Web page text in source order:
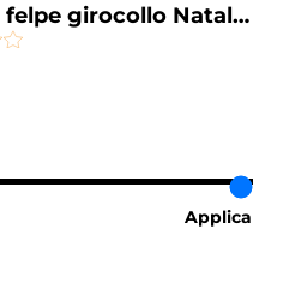
Coppia felpe girocollo Natale personalizzabili lui e lei King & Queen
Applica